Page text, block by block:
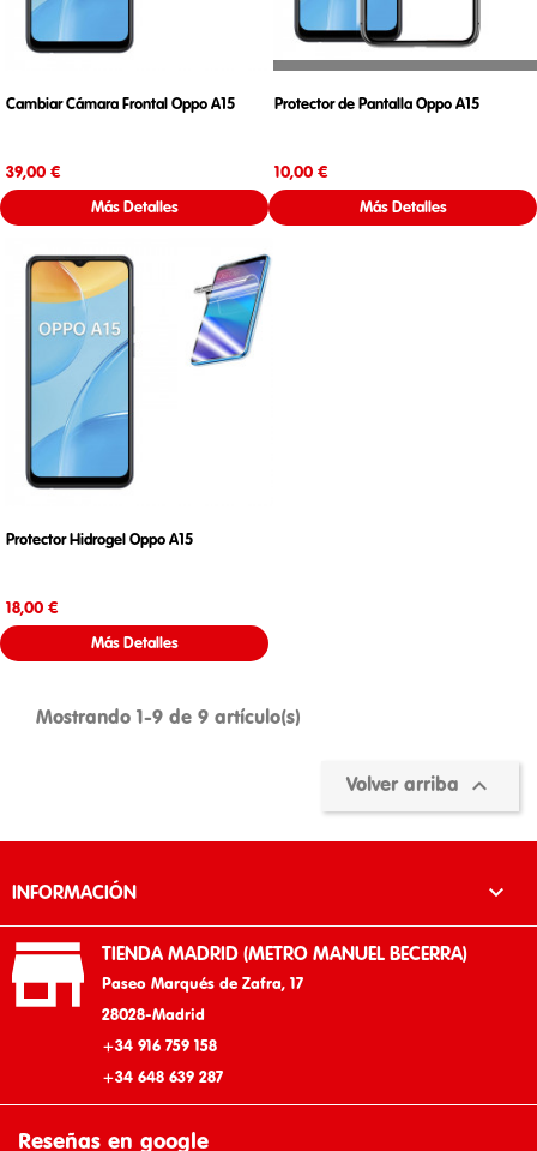
Cambiar Cámara Frontal Oppo A15
39,00 €
Más Detalles
Protector de Pantalla Oppo A15
10,00 €
Más Detalles
Protector Hidrogel Oppo A15
18,00 €
Más Detalles
Mostrando 1-9 de 9 artículo(s)
Volver arriba 
INFORMACIÓN 
 TIENDA MADRID (METRO MANUEL BECERRA)
Paseo Marqués de Zafra, 17
28028-Madrid
+34 916 759 158
+34 648 639 287
Reseñas en google